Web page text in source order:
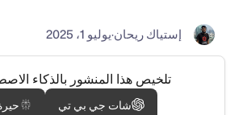
إستياك ريحان·يوليو 1، 2025
تلخيص هذا المنشور بالذكاء
شات جي بي تي